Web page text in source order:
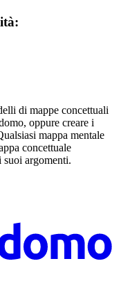
di mappe concettuali
oppure creare i
mappa mentale
concettuale
argomenti.